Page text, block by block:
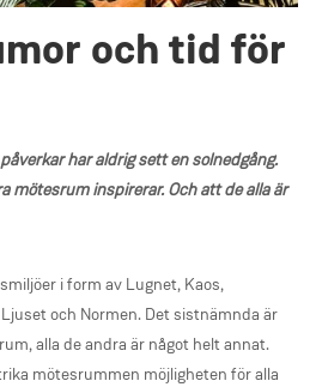
och tid för
har aldrig sett en solnedgång.
mötesrum inspirerar. Och att de alla är
i form av Lugnet, Kaos,
och Normen. Det sistnämnda är
alla de andra är något helt annat.
mötesrummen möjligheten för alla